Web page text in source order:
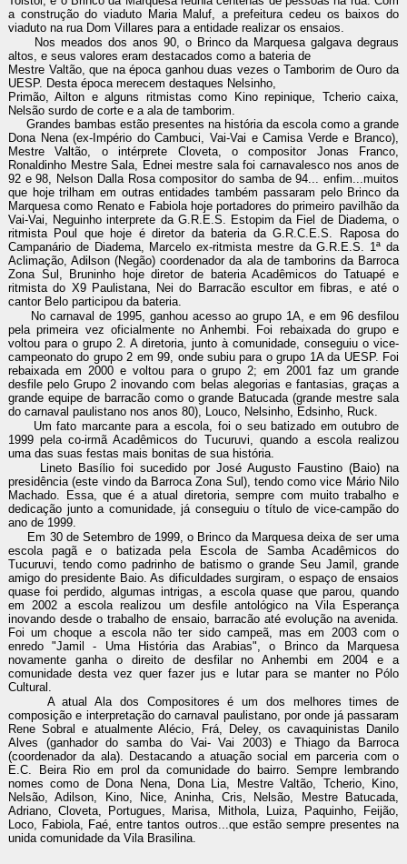
a construção do viaduto Maria Maluf, a prefeitura cedeu os baixos do
viaduto na rua Dom Villares para a entidade realizar os ensaios.
Nos meados dos anos 90, o Brinco da Marquesa galgava degraus
altos, e seus valores eram destacados como a bateria de
Mestre Valtão, que na época ganhou duas vezes o Tamborim de Ouro da
UESP. Desta época merecem destaques Nelsinho,
Primão, Ailton e alguns ritmistas como Kino repinique, Tcherio caixa,
Nelsão surdo de corte e a ala de tamborim.
Grandes bambas estão presentes na história da escola como a grande
Dona Nena (ex-Império do Cambuci, Vai-Vai e Camisa Verde e Branco),
Mestre Valtão, o intérprete Cloveta, o compositor Jonas Franco,
Ronaldinho Mestre Sala, Ednei mestre sala foi carnavalesco nos anos de
92 e 98, Nelson Dalla Rosa compositor do samba de 94... enfim...muitos
que hoje trilham em outras entidades também passaram pelo Brinco da
Marquesa como Renato e Fabiola hoje portadores do primeiro pavilhão da
Vai-Vai, Neguinho interprete da G.R.E.S. Estopim da Fiel de Diadema, o
ritmista Poul que hoje é diretor da bateria da G.R.C.E.S. Raposa do
Campanário de Diadema, Marcelo ex-ritmista mestre da G.R.E.S. 1ª da
Aclimação, Adilson (Negão) coordenador da ala de tamborins da Barroca
Zona Sul, Bruninho hoje diretor de bateria Acadêmicos do Tatuapé e
ritmista do X9 Paulistana, Nei do Barracão escultor em fibras, e até o
cantor Belo participou da bateria.
No carnaval de 1995, ganhou acesso ao grupo 1A, e em 96 desfilou
pela primeira vez oficialmente no Anhembi. Foi rebaixada do grupo e
voltou para o grupo 2. A diretoria, junto à comunidade, conseguiu o vice-
campeonato do grupo 2 em 99, onde subiu para o grupo 1A da UESP. Foi
rebaixada em 2000 e voltou para o grupo 2; em 2001 faz um grande
desfile pelo Grupo 2 inovando com belas alegorias e fantasias, graças a
grande equipe de barracão como o grande Batucada (grande mestre sala
do carnaval paulistano nos anos 80), Louco, Nelsinho, Edsinho, Ruck.
Um fato marcante para a escola, foi o seu batizado em outubro de
1999 pela co-irmã Acadêmicos do Tucuruvi, quando a escola realizou
uma das suas festas mais bonitas de sua história.
Lineto Basílio foi sucedido por José Augusto Faustino (Baio) na
presidência (este vindo da Barroca Zona Sul), tendo como vice Mário Nilo
Machado. Essa, que é a atual diretoria, sempre com muito trabalho e
dedicação junto a comunidade, já conseguiu o título de vice-campão do
ano de 1999.
Em 30 de Setembro de 1999, o Brinco da Marquesa deixa de ser uma
escola pagã e o batizada pela Escola de Samba Acadêmicos do
Tucuruvi, tendo como padrinho de batismo o grande Seu Jamil, grande
amigo do presidente Baio. As dificuldades surgiram, o espaço de ensaios
quase foi perdido, algumas intrigas, a escola quase que parou, quando
em 2002 a escola realizou um desfile antológico na Vila Esperança
inovando desde o trabalho de ensaio, barracão até evolução na avenida.
Foi um choque a escola não ter sido campeã, mas em 2003 com o
enredo "Jamil - Uma História das Arabias", o Brinco da Marquesa
novamente ganha o direito de desfilar no Anhembi em 2004 e a
comunidade desta vez quer fazer jus e lutar para se manter no Pólo
Cultural.
A atual Ala dos Compositores é um dos melhores times de
composição e interpretação do carnaval paulistano, por onde já passaram
Rene Sobral e atualmente Alécio, Frá, Deley, os cavaquinistas Danilo
Alves (ganhador do samba do Vai- Vai 2003) e Thiago da Barroca
(coordenador da ala). Destacando a atuação social em parceria com o
E.C. Beira Rio em prol da comunidade do bairro. Sempre lembrando
nomes como de Dona Nena, Dona Lia, Mestre Valtão, Tcherio, Kino,
Nelsão, Adilson, Kino, Nice, Aninha, Cris, Nelsão, Mestre Batucada,
Adriano, Cloveta, Portugues, Marisa, Mithola, Luiza, Paquinho, Feijão,
Loco, Fabiola, Faé, entre tantos outros...que estão sempre presentes na
unida comunidade da Vila Brasilina.